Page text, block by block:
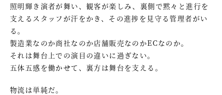
照明輝き演者が舞い、観客が楽しみ、裏側で黙々と進行を
支えるスタッフが汗をかき、その進捗を見守る管理者がい
る。
製造業なのか商社なのか店舗販売なのかECなのか。
それは舞台上での演目の違いに過ぎない。
五体五感を働かせて、裏方は舞台を支える。
物流は単純だ。